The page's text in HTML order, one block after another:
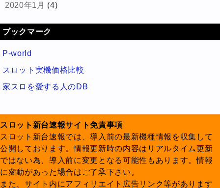
2020年1月 (4)
ブックマーク
P-world
スロット実機価格比較
家スロを愛する人のDB
スロット新台速報サイト免責事項
スロット新台速報では、導入前の最新機種情報を収集して
公開しております。情報更新時の内容はリアルタイム更新
ではない為、導入前に変更となる可能性もあります。情報
に変動があった場合はご了承下さい。
また、サイト内にアフィリエイト広告リンク等があります